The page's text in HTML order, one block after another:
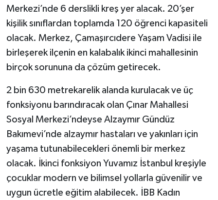
Merkezi’nde 6 derslikli kreş yer alacak. 20’şer
kişilik sınıflardan toplamda 120 öğrenci kapasiteli
olacak. Merkez, Çamaşırcıdere Yaşam Vadisi ile
birleşerek ilçenin en kalabalık ikinci mahallesinin
birçok sorununa da çözüm getirecek.
2 bin 630 metrekarelik alanda kurulacak ve üç
fonksiyonu barındıracak olan Çınar Mahallesi
Sosyal Merkezi’ndeyse Alzaymır Gündüz
Bakımevi’nde alzaymır hastaları ve yakınları için
yaşama tutunabilecekleri önemli bir merkez
olacak. İkinci fonksiyon Yuvamız İstanbul kreşiyle
çocuklar modern ve bilimsel yollarla güvenilir ve
uygun ücretle eğitim alabilecek. İBB Kadın